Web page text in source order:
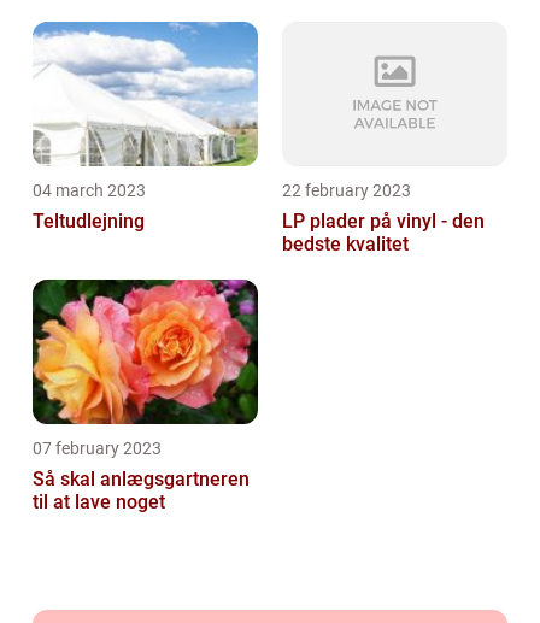
04 march 2023
Teltudlejning
22 february 2023
LP plader på vinyl - den
bedste kvalitet
07 february 2023
Så skal anlægsgartneren
til at lave noget